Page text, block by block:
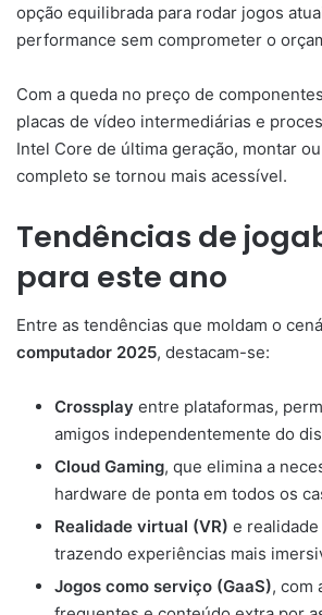
opção equilibrada para rodar jogos
performance sem comprometer o
Com a queda no preço de
placas de vídeo intermediárias e
Intel Core de última geração, montar
completo se tornou mais acessível.
Tendências de
para este ano
Entre as tendências que moldam o
computador 2025, destacam-se:
Crossplay entre plataformas,
amigos independentemente do
Cloud Gaming, que elimina a
hardware de ponta em todos os
Realidade virtual (VR) e realidade
trazendo experiências mais
Jogos como serviço (GaaS), com